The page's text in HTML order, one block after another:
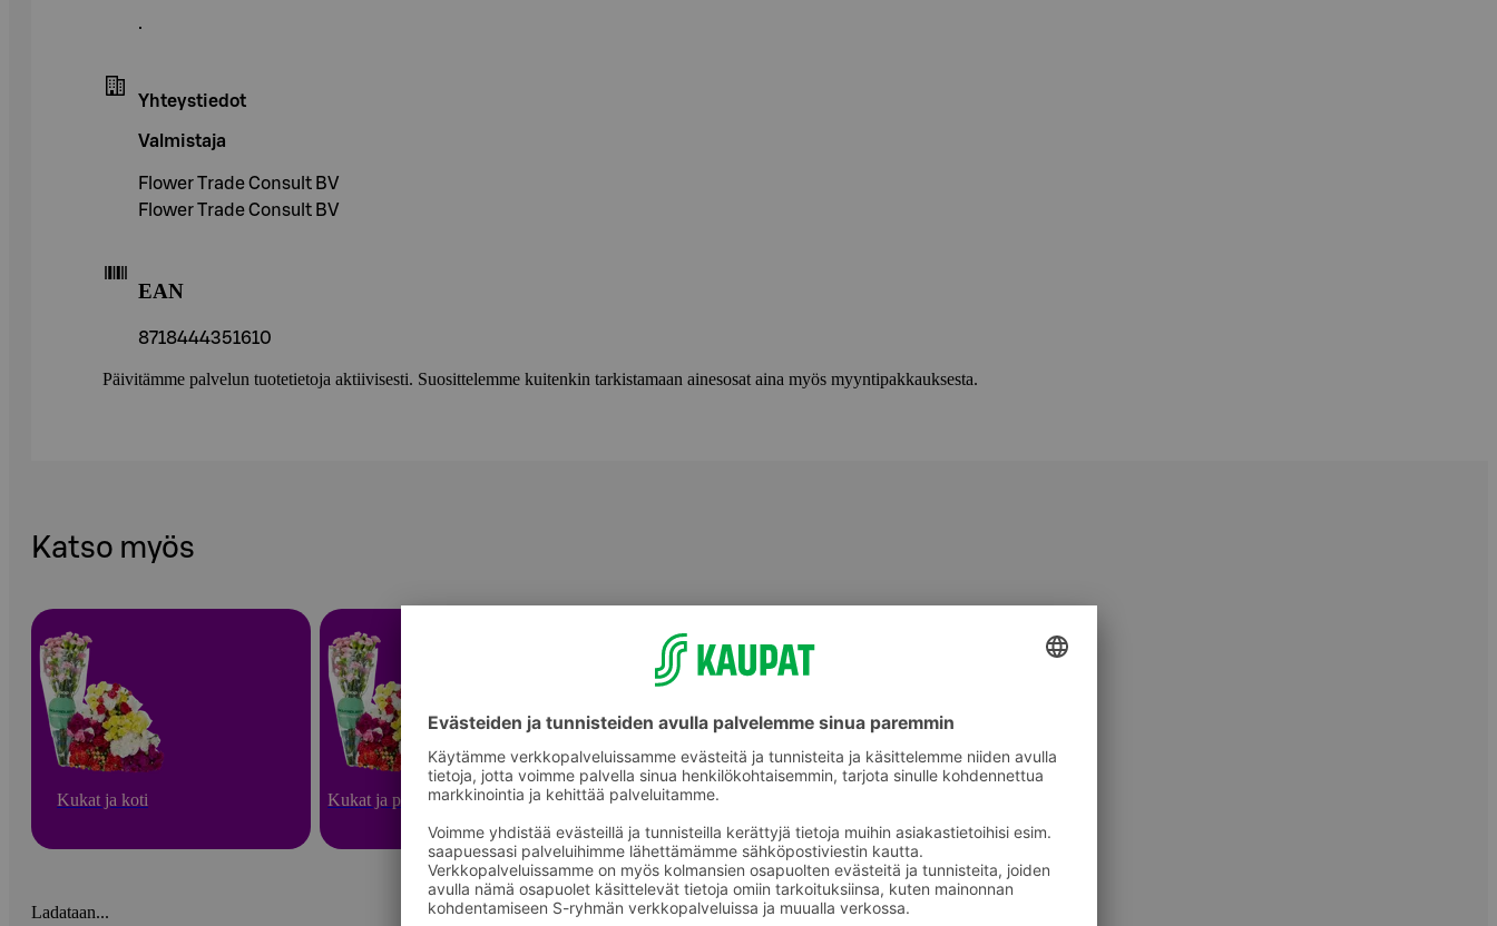
.
Yhteystiedot
Valmistaja
Flower Trade Consult BV
Flower Trade Consult BV
EAN
8718444351610
Päivitämme palvelun tuotetietoja aktiivisesti. Suosittelemme kuitenkin tarkistamaan ainesosat aina myös myyntipakkauksesta.
Katso myös
Kukat ja koti Kukat ja puutarha Leikkokukat ja kukkakimput
Ladataan...